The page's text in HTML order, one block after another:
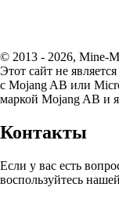
© 2013 - 2026, Mine-
Этот сайт не
с Mojang AB или
маркой Mojang AB и
Контакты
Если у вас есть
воспользуйтесь нашей